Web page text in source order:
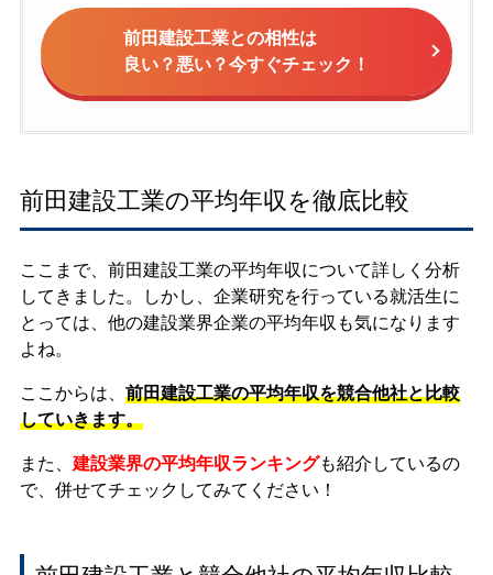
前田建設工業との相性は
良い？悪い？今すぐチェック！
前田建設工業の平均年収を徹底比較
ここまで、前田建設工業の平均年収について詳しく分析
してきました。しかし、企業研究を行っている就活生に
とっては、他の建設業界企業の平均年収も気になります
よね。
ここからは、 前田建設工業の平均年収を競合他社と比較
していきます。
また、 建設業界の平均年収ランキングも紹介しているの
で、併せてチェックしてみてください！